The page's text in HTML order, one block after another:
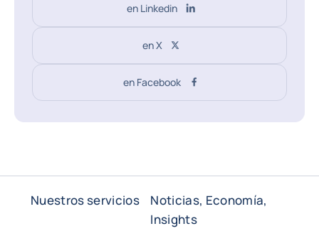
en Linkedin
en X
en Facebook
Nuestros servicios
Noticias, Economía,
Insights